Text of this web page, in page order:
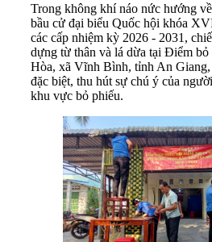
Trong không khí náo nức hướng
bầu cử đại biểu Quốc hội khóa
các cấp nhiệm kỳ 2026 - 2031,
dựng từ thân và lá dừa tại Điểm bỏ
Hòa, xã Vĩnh Bình, tỉnh An Giang,
đặc biệt, thu hút sự chú ý của
khu vực bỏ phiếu.